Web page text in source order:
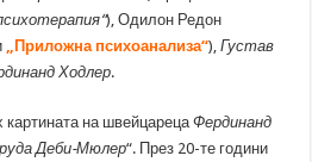
), Одилон Редон
„Приложна психоанализа“),Густав
Ходлер.
картината на швейцарецаФердинанд
Деби-Мюлер“. През 20-те години